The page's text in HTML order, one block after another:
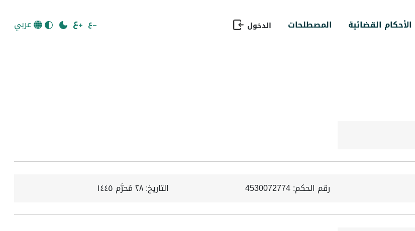
الأحكام القضائية المصطلحات الدخول عربي
رقم الحكم: 4530072774 التاريخ:٢٨ مُحرَّم ١٤٤٥